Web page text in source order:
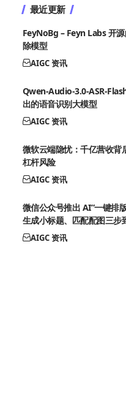
最近更新
FeyNoBg – Feyn Labs 开
除模型
AIGC 资讯
Qwen-Audio-3.0-ASR-
出的语音识别大模型
AIGC 资讯
微软云端隐忧：千亿营收背
杠杆风险
AIGC 资讯
微信公众号推出 AI”一键排版
生成小标题、匹配配图三步
AIGC 资讯